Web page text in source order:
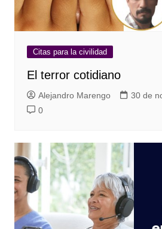
Citas para la civilidad
El terror cotidiano
Alejandro Marengo
30 de
0